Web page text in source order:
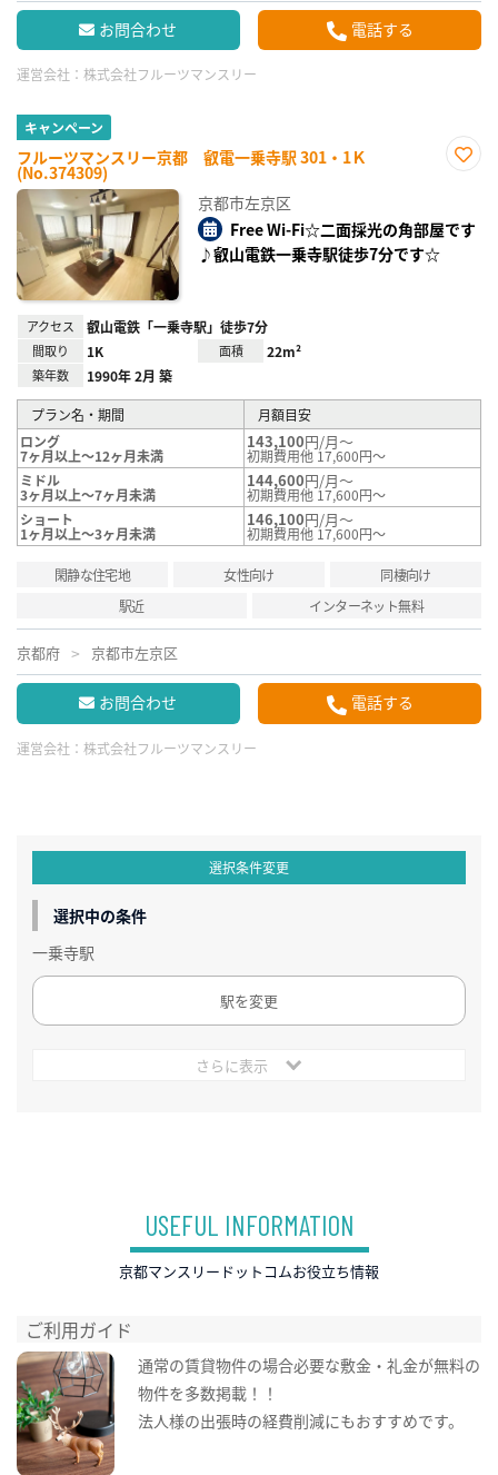
お問合わせ 電話する
運営会社： 株式会社フルーツマンスリー
キャンペーン
フルーツマンスリー京都 叡電一乗寺駅 301・1Ｋ
(No.374309)
録
京都市左京区
Free Wi-Fi☆二面採光の角部屋です
♪叡山電鉄一乗寺駅徒歩7分です☆
アクセス 叡山電鉄「一乗寺駅」徒歩7分
間取り 1K 面積 22m²
築年数 1990年 2月 築
プラン名・期間
月額目安
ロング
7ヶ月以上～12ヶ月未満
143,100円/月～
初期費用他 17,600円～
ミドル
3ヶ月以上～7ヶ月未満
144,600円/月～
初期費用他 17,600円～
ショート
1ヶ月以上～3ヶ月未満
146,100円/月～
初期費用他 17,600円～
閑静な住宅地 女性向け
同棲向け
駅近
インターネット無料
京都府 京都市左京区
お問合わせ 電話する
運営会社： 株式会社フルーツマンスリー
選択条件変更
選択中の条件
一乗寺駅
駅を変更
さらに表示
USEFUL INFORMATION
京都マンスリードットコムお役立ち情報
ご利用ガイド
通常の賃貸物件の場合必要な敷金・礼金が無料の
物件を多数掲載！！
法人様の出張時の経費削減にもおすすめです。